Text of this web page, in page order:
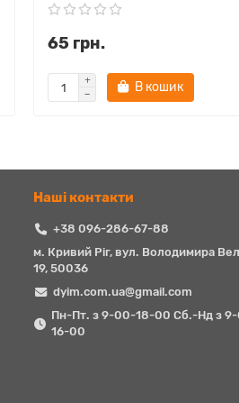
65 грн.
В кошик
Наші контакти
+38 096-286-67-88
м. Кривий Ріг, вул. Володимира
19, 50036
dyim.com.ua@gmail.com
Пн-Пт. з 9-00-18-00 Сб.-Нд з
16-00